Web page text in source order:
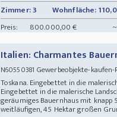
Zimmer: 3
Wohnfläche:
Preis:
800.000,00 €
Italien: Charmantes
N60550381 Gewerbeobjekte-
Toskana. Eingebettet in die
Eingebettet in die malerische
geräumiges Bauernhaus mit
weitläufigen, 45 Hektar großen